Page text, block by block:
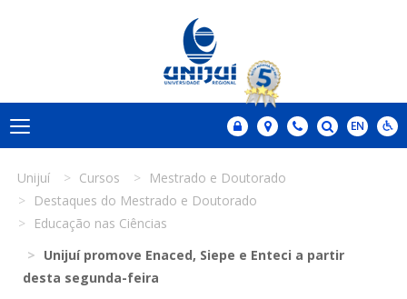
Unijuí Cursos
Mestrado e Doutorado
Destaques do Mestrado e Doutorado
Educação nas Ciências
Unijuí promove Enaced, Siepe e Enteci a partir
desta segunda-feira